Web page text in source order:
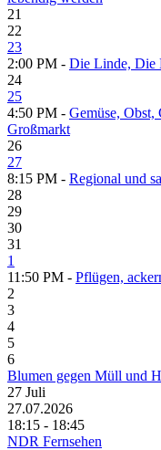
21
22
23
2:00 PM - Die Linde, Die
24
25
4:50 PM - Gemüse, Obst,
Großmarkt
26
27
8:15 PM - Regional und
28
29
30
31
1
11:50 PM - Pflügen,
2
3
4
5
6
Blumen gegen Müll und
27 Juli
27.07.2026
18:15 - 18:45
NDR Fernsehen